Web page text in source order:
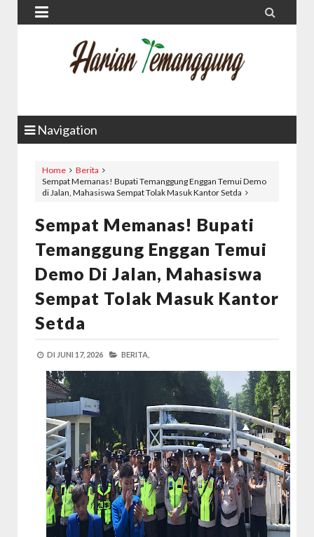
 
Navigation
Home
Berita
Sempat Memanas! Bupati Temanggung Enggan Temui Demo
di Jalan, Mahasiswa Sempat Tolak Masuk Kantor Setda
Sempat Memanas! Bupati
Temanggung Enggan Temui
Demo Di Jalan, Mahasiswa
Sempat Tolak Masuk Kantor
Setda
DI JUNI 17, 2026 BERITA,